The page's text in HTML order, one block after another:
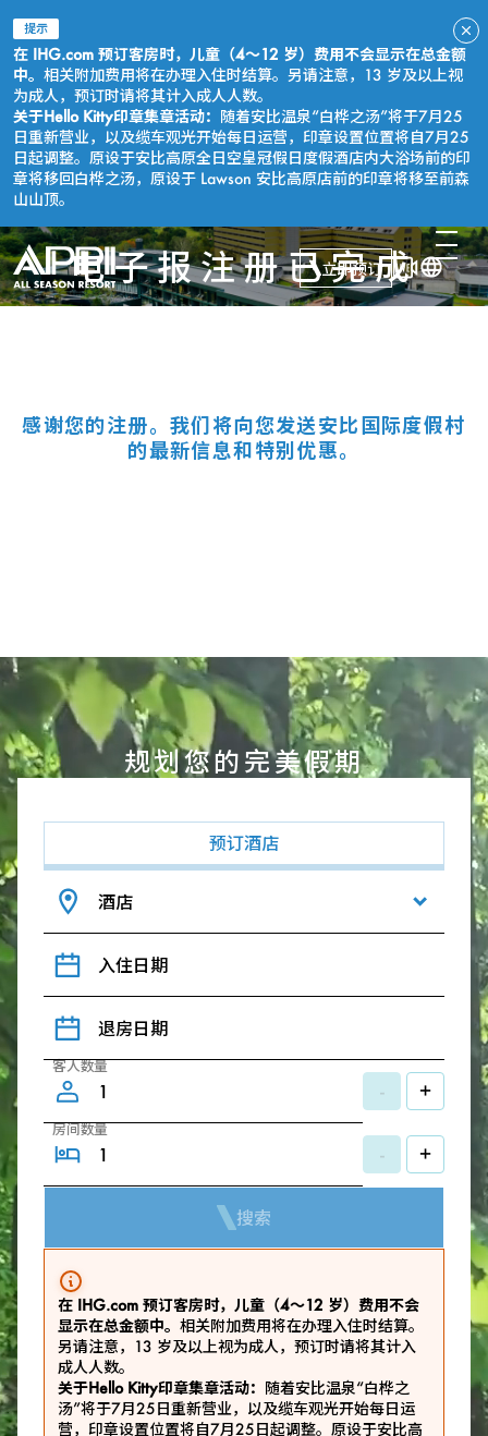
提示
在 IHG.com 预订客房时，儿童（4～12 岁）费用不会显示在总金额
中。 相关附加费用将在办理入住时结算。另请注意，13 岁及以上视
为成人，预订时请将其计入成人人数。
关于Hello Kitty印章集章活动： 随着安比温泉“白桦之汤”将于7月25
日重新营业，以及缆车观光开始每日运营，印章设置位置将自7月25
日起调整。原设于安比高原全日空皇冠假日度假酒店内大浴场前的印
章将移回白桦之汤，原设于 Lawson 安比高原店前的印章将移至前森
山山顶。
立即预订
电子报注册已完成
感谢您的注册。我们将向您发送安比国际度假村
的最新信息和特别优惠。
规划您的完美假期
预订酒店
酒店
入住日期
退房日期
客人数量
- +
房间数量
- +
搜索
在 IHG.com 预订客房时，儿童（4～12 岁）费用不会
显示在总金额中。 相关附加费用将在办理入住时结算。
另请注意，13 岁及以上视为成人，预订时请将其计入
成人人数。
关于Hello Kitty印章集章活动： 随着安比温泉“白桦之
汤”将于7月25日重新营业，以及缆车观光开始每日运
营，印章设置位置将自7月25日起调整。原设于安比高